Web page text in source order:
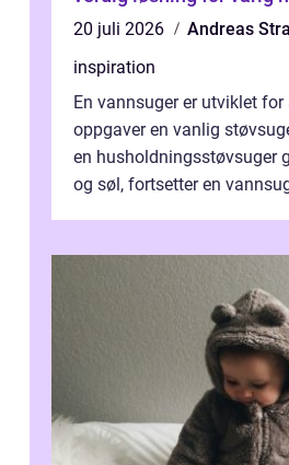
20 juli 2026
Andreas
inspiration
En vannsuger er utviklet for
oppgaver en vanlig
en husholdningsstøvsuger
og søl, fortsetter en